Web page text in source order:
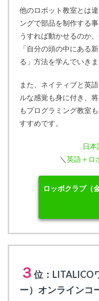
他のロボット教室とは
ングで部品を制作する
うすれば動かせるのか
「自分の頭の中にある
る」方法を学んでいきま
また、ネイティブと英
ルな感覚も身に付き、
もプログラミング教室
すすめです。
日本
＼ 英語＋ロ
ロッボクラブ（
３ 位：LITALICO
ー）オンラインコ